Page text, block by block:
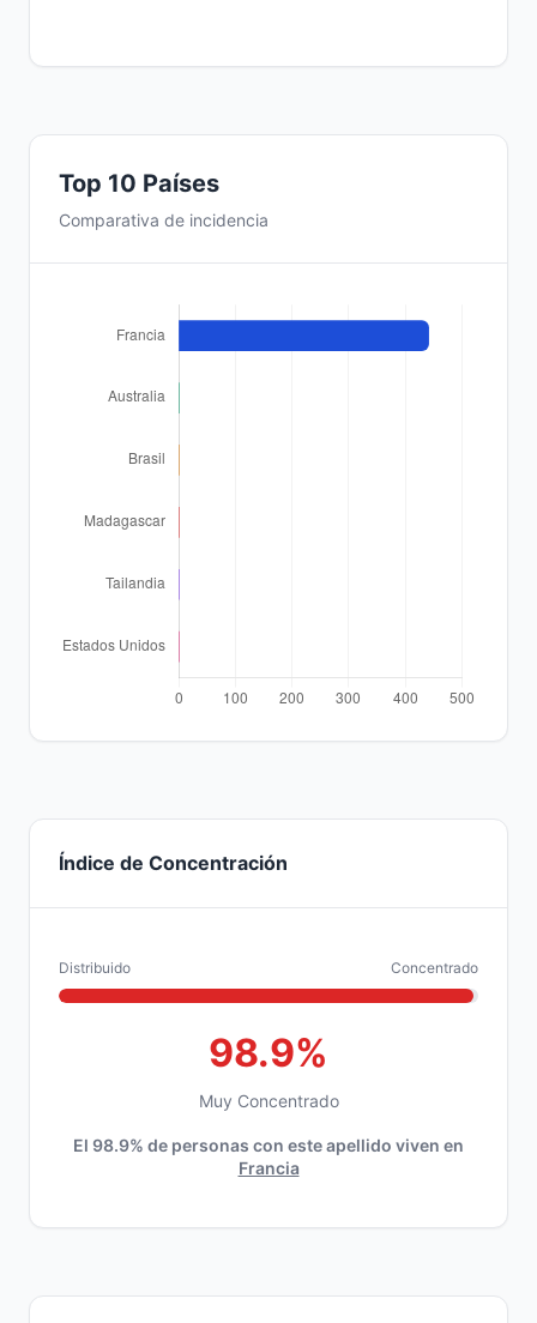
Top 10 Países
Comparativa de incidencia
Índice de Concentración
Distribuido Concentrado
98.9%
Muy Concentrado
El 98.9% de personas con este apellido viven en
Francia